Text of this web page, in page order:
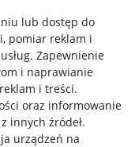
lub dostęp do
pomiar reklam i
. Zapewnienie
i naprawianie
i treści.
oraz informowanie
innych źródeł.
urządzeń na